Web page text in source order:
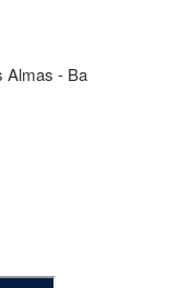
Almas - Ba